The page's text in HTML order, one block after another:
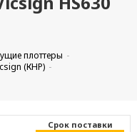
плоттеры
(КНР)
Cрок поставки